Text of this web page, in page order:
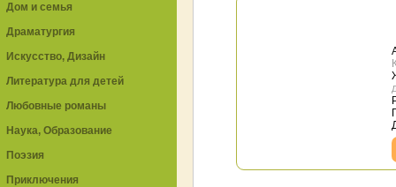
Дом и семья
Драматургия
Искусство, Дизайн
Литература для детей
Любовные романы
Наука, Образование
Поэзия
Приключения